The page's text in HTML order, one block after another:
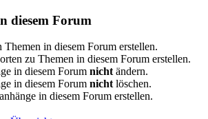
diesem Forum
Themen in diesem Forum erstellen.
zu Themen in diesem Forum erstellen.
in diesem Forum nicht ändern.
in diesem Forum nicht löschen.
in diesem Forum erstellen.